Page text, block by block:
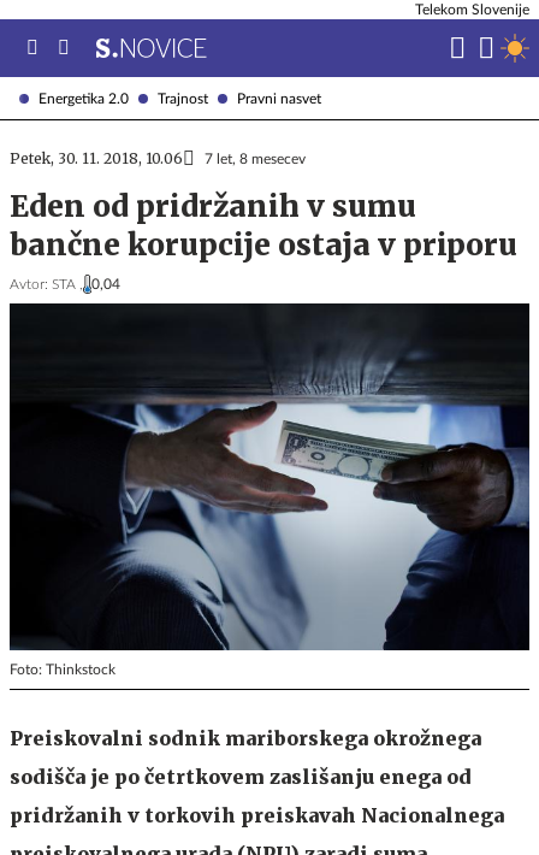
Energetika 2.0 Trajnost Pravni nasvet
Telekom Slovenije
Petek, 30. 11. 2018, 10.06 7 let, 8 mesecev
Eden od pridržanih v sumu
bančne korupcije ostaja v priporu
Avtor: STA , 0,04
Foto: Thinkstock
Preiskovalni sodnik mariborskega okrožnega
sodišča je po četrtkovem zaslišanju enega od
pridržanih v torkovih preiskavah Nacionalnega